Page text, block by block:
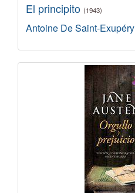
El principito (1943)
Antoine De Saint-Exupéry